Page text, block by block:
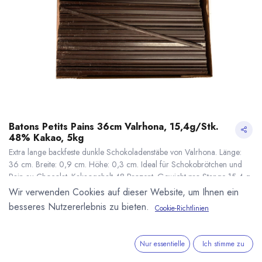
Batons Petits Pains 36cm Valrhona, 15,4g/Stk.
48% Kakao, 5kg
Extra lange backfeste dunkle Schokoladenstäbe von Valrhona. Länge:
36 cm. Breite: 0,9 cm. Höhe: 0,3 cm. Ideal für Schokobrötchen und
Pain au Chocolat. Kakaogehalt 48 Prozent. Gewicht pro Stange 15,4 g.
Inhalt: 5kg, ca 324 Stk.
84,80€ *
(16,96 €/ 1 kg)
Wir verwenden Cookies auf dieser Website, um Ihnen ein
besseres Nutzererlebnis zu bieten.
Cookie-Richtlinien
Nur essentielle Ich stimme zu